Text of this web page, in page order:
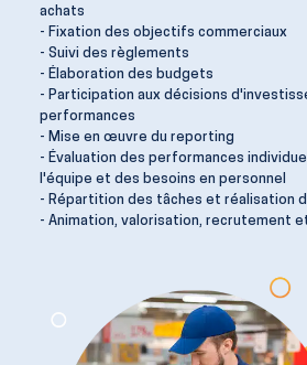
achats
- Fixation des objectifs commerciaux
- Suivi des règlements
- Élaboration des budgets
- Participation aux décisions
performances
- Mise en œuvre du reporting
- Évaluation des performances
l'équipe et des besoins en personnel
- Répartition des tâches et réalisation
- Animation, valorisation, recrutement